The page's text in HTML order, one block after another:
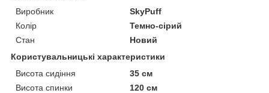
Виробник
SkyPuff
Колір
Темно-сірий
Стан
Новий
Користувальницькі характеристики
Висота сидіння
35 см
Висота спинки
120 см